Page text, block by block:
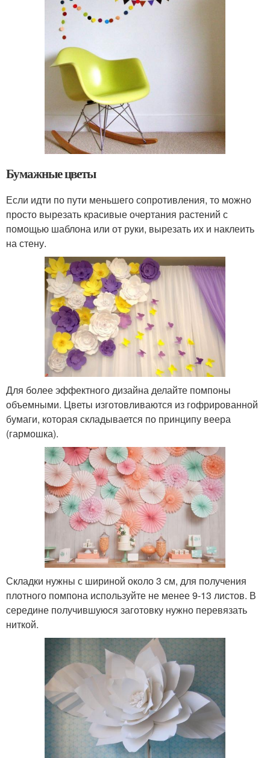
Бумажные цветы
Если идти по пути меньшего сопротивления, то можно
просто вырезать красивые очертания растений с
помощью шаблона или от руки, вырезать их и наклеить
на стену.
Для более эффектного дизайна делайте помпоны
объемными. Цветы изготовливаются из гофрированной
бумаги, которая складывается по принципу веера
(гармошка).
Складки нужны с шириной около 3 см, для получения
плотного помпона используйте не менее 9-13 листов. В
середине получившуюся заготовку нужно перевязать
ниткой.